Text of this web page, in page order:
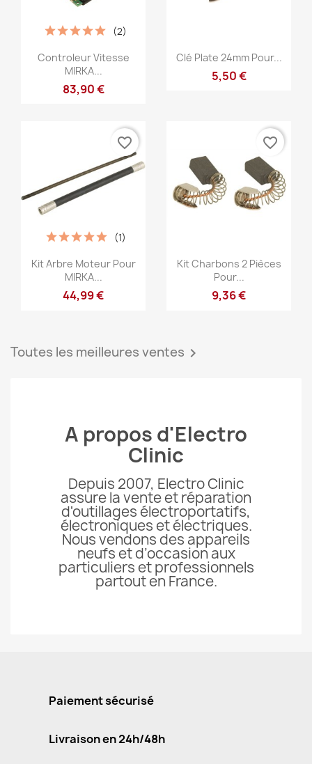
Aperçu rapide
Controleur Vitesse
MIRKA...
83,90 €
(2)
Aperçu rapide
Clé Plate 24mm Pour...
5,50 €
Aperçu rapide
Kit Arbre Moteur Pour
MIRKA...
44,99 €
(1)
favorite_border
Aperçu rapide
Kit Charbons 2 Pièces
Pour...
9,36 €
favorite_border
Toutes les meilleures ventes 
A propos d'Electro
Clinic
Depuis 2007, Electro Clinic
assure la vente et réparation
d'outillages électroportatifs,
électroniques et électriques.
Nous vendons des appareils
neufs et d’occasion aux
particuliers et professionnels
partout en France.
Paiement sécurisé
Livraison en 24h/48h